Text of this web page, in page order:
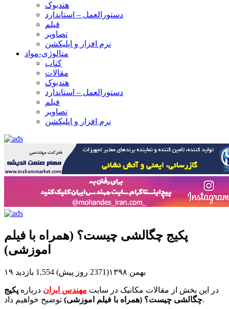
هندبوک
دستورالعمل – استاندارد
فیلم
تصاویر
نرم افزار و اپلیکشن
متالوژی-مواد
کتاب
مقالات
هندبوک
دستورالعمل – استاندارد
فیلم
تصاویر
نرم افزار و اپلیکشن
پکیج چگالشی چیست؟ (همراه با فیلم
اموزشی)
۱۹ بهمن ۱۳۹۸(2371 روز پیش) 1,554 بازدید
در این بخش از مقالات مکانیک در سایت مهندس ایران درباره پکیج
چگالشی چیست؟ (همراه با فیلم اموزشی)توضیح خواهیم داد.